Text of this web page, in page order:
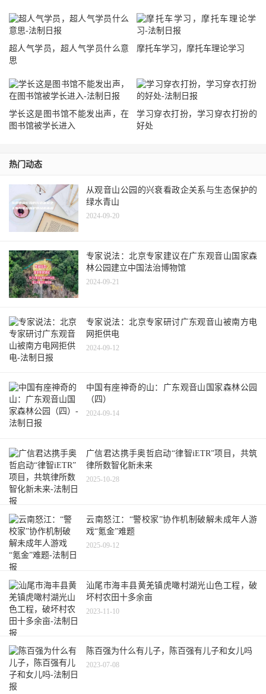
超人气学员，超人气学员什么意
思
摩托车学习，摩托车理论学习
学长这是图书馆不能发出声，在
图书馆被学长进入
学习穿衣打扮，学习穿衣打扮的
好处
热门动态
从观音山公园的兴衰看政企关系与生态保护的
绿水青山
2024-09-20
专家说法：北京专家建议在广东观音山国家森
林公园建立中国法治博物馆
2024-09-21
专家说法：北京专家研讨广东观音山被南方电
网拒供电
2024-09-12
中国有座神奇的山：广东观音山国家森林公园
（四）
2024-09-14
广信君达携手奥哲启动“律智iETR”项目，共筑
律所数智化新未来
2025-10-28
云南怒江：“警校家”协作机制破解未成年人游
戏“氪金”难题
2025-09-12
汕尾市海丰县黄羌镇虎噉村湖光山色工程，破
坏村农田十多余亩
2023-11-10
陈百强为什么有儿子，陈百强有儿子和女儿吗
2023-07-08